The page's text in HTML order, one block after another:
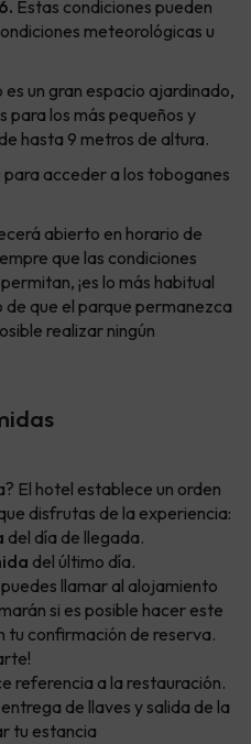
Estas condiciones pueden
meteorológicas u
un gran espacio ajardinado,
para los más pequeños y
hasta 9 metros de altura.
para acceder a los toboganes
abierto en horario de
que las condiciones
¡es lo más habitual
de que el parque permanezca
realizar ningún
El hotel establece un orden
disfrutas de la experiencia:
del día de llegada.
del último día.
puedes llamar al alojamiento
si es posible hacer este
tu confirmación de reserva.
referencia a la restauración.
de llaves y salida de la
tu estancia